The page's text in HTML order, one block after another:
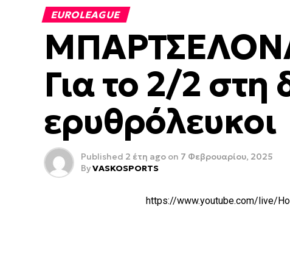
EUROLEAGUE
Για το 2/2
ερυθρόλευκοι
Published 2 έτη ago on 7 Φεβρουαρίου, 2025
ByVASKOSPORTS
https://www.youtube.com/live/